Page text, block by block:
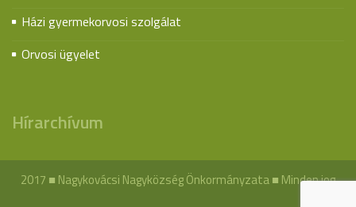
Házi gyermekorvosi szolgálat
Orvosi ügyelet
Hírarchívum
2017 ■ Nagykovácsi Nagyközség Önkormányzata ■ Minden jog